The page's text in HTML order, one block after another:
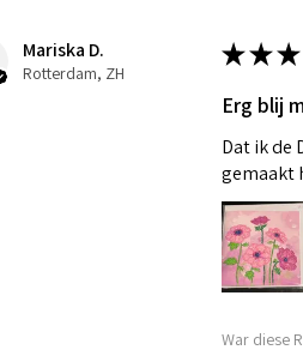
Mariska D.
Rotterdam, ZH
★★★
Erg blij
Dat ik de
gemaakt
War diese